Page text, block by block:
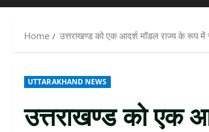
Home उत्तराखण्ड को एक आदर्श मॉडल राज्य के रूप में
UTTARAKHAND NEWS
उत्तराखण्ड को एक